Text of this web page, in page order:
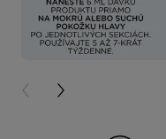
PREVIOUS CARD
NEXT CARD